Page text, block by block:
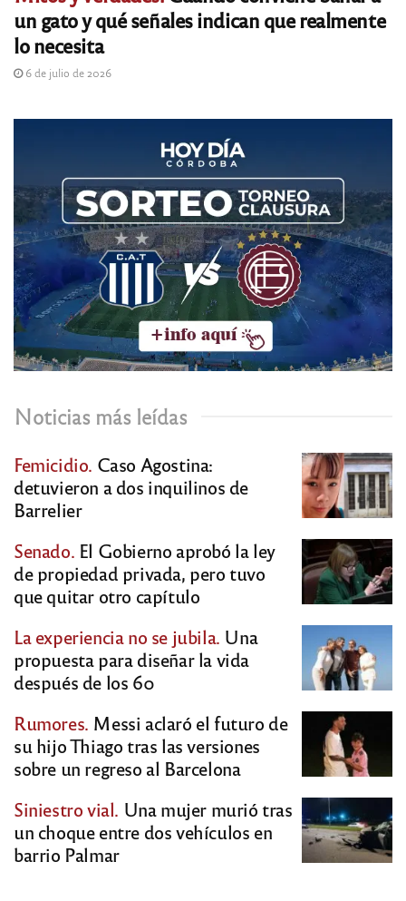
un gato y qué señales indican que realmente
lo necesita
6 de julio de 2026
Noticias más leídas
Femicidio. Caso Agostina:
detuvieron a dos inquilinos de
Barrelier
Senado. El Gobierno aprobó la ley
de propiedad privada, pero tuvo
que quitar otro capítulo
La experiencia no se jubila. Una
propuesta para diseñar la vida
después de los 60
Rumores. Messi aclaró el futuro de
su hijo Thiago tras las versiones
sobre un regreso al Barcelona
Siniestro vial. Una mujer murió tras
un choque entre dos vehículos en
barrio Palmar